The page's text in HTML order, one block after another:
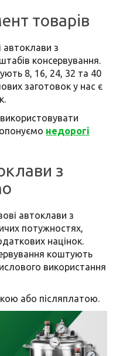
товарів
автоклави з
консервування.
8, 16, 24, 32 та 40
заготовок у нас є
недорогі
з
автоклави з
потужностях,
націнок.
коштують
використання
або післяплатою.